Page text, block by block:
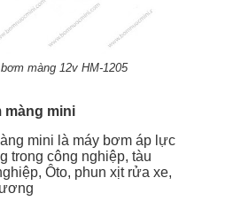
chọn máy bơm cho hồ cá
bể cá loại nào tốt ? Máy
bể cá tiết kiệm điện ?
trọng của tạo ẩm trong
sống của chúng ta
màng 12v HM-1205
màng mini
mini là máy bơm áp lực
trong công nghiệp, tàu
Ôto, phun xịt rửa xe,